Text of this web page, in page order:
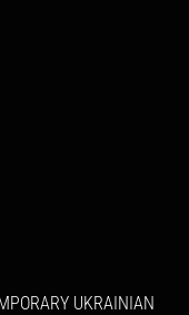
UKRAINIAN